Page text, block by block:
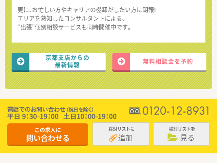
更に、お忙しい方やキャリアの棚卸がしたい方に朗報!
エリアを熟知したコンサルタントによる、
“出張”個別相談サービスも同時開催中です。
京都支店からの
最新情報
無料相談会を予約
この求人に
問い合わせる
検討リストに
追加
検討リストを
見る